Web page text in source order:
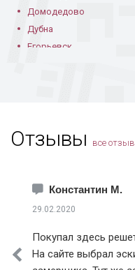
Домодедово
Дубна
Егорьевск
Зеленоград
Каширский район
Коломна
Королев
Отзывы все
Константин М.
29.02.2020
Покупал здесь
На сайте выбрал